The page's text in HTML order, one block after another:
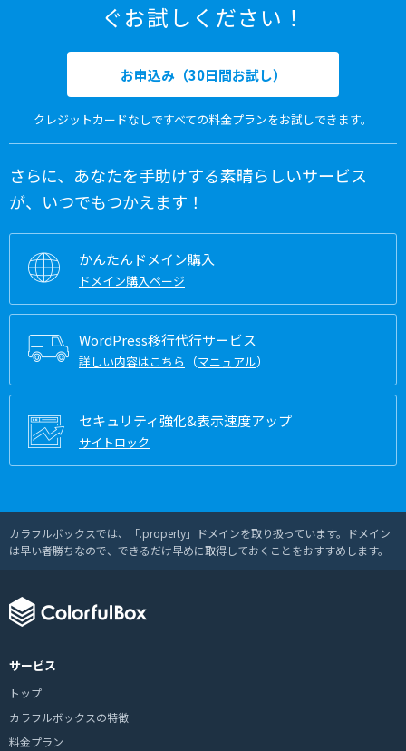
ぐお試しください！
お申込み（30日間お試し）
クレジットカードなしですべての料金プランをお試しできます。
さらに、あなたを手助けする素晴らしいサービス
が、いつでもつかえます！
かんたんドメイン購入
ドメイン購入ページ
WordPress移行代行サービス
詳しい内容はこちら （マニュアル）
セキュリティ強化&表示速度アップ
サイトロック
カラフルボックスでは、「.property」ドメインを取り扱っています。ドメイン
は早い者勝ちなので、できるだけ早めに取得しておくことをおすすめします。
サービス
トップ
カラフルボックスの特徴
料金プラン